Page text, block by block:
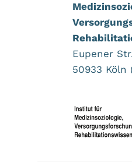
Eupener
50933 Köln